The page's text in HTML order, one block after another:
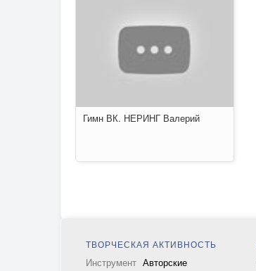
Гимн ВК. НЕРИНГ Валерий
ТВОРЧЕСКАЯ АКТИВНОСТЬ
Инструмент Авторские